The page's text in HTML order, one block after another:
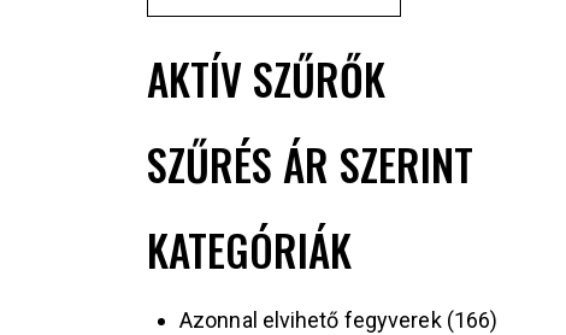
AKTÍV SZŰRŐK
SZŰRÉS ÁR SZERINT
KATEGÓRIÁK
Azonnal elvihető fegyverek 166